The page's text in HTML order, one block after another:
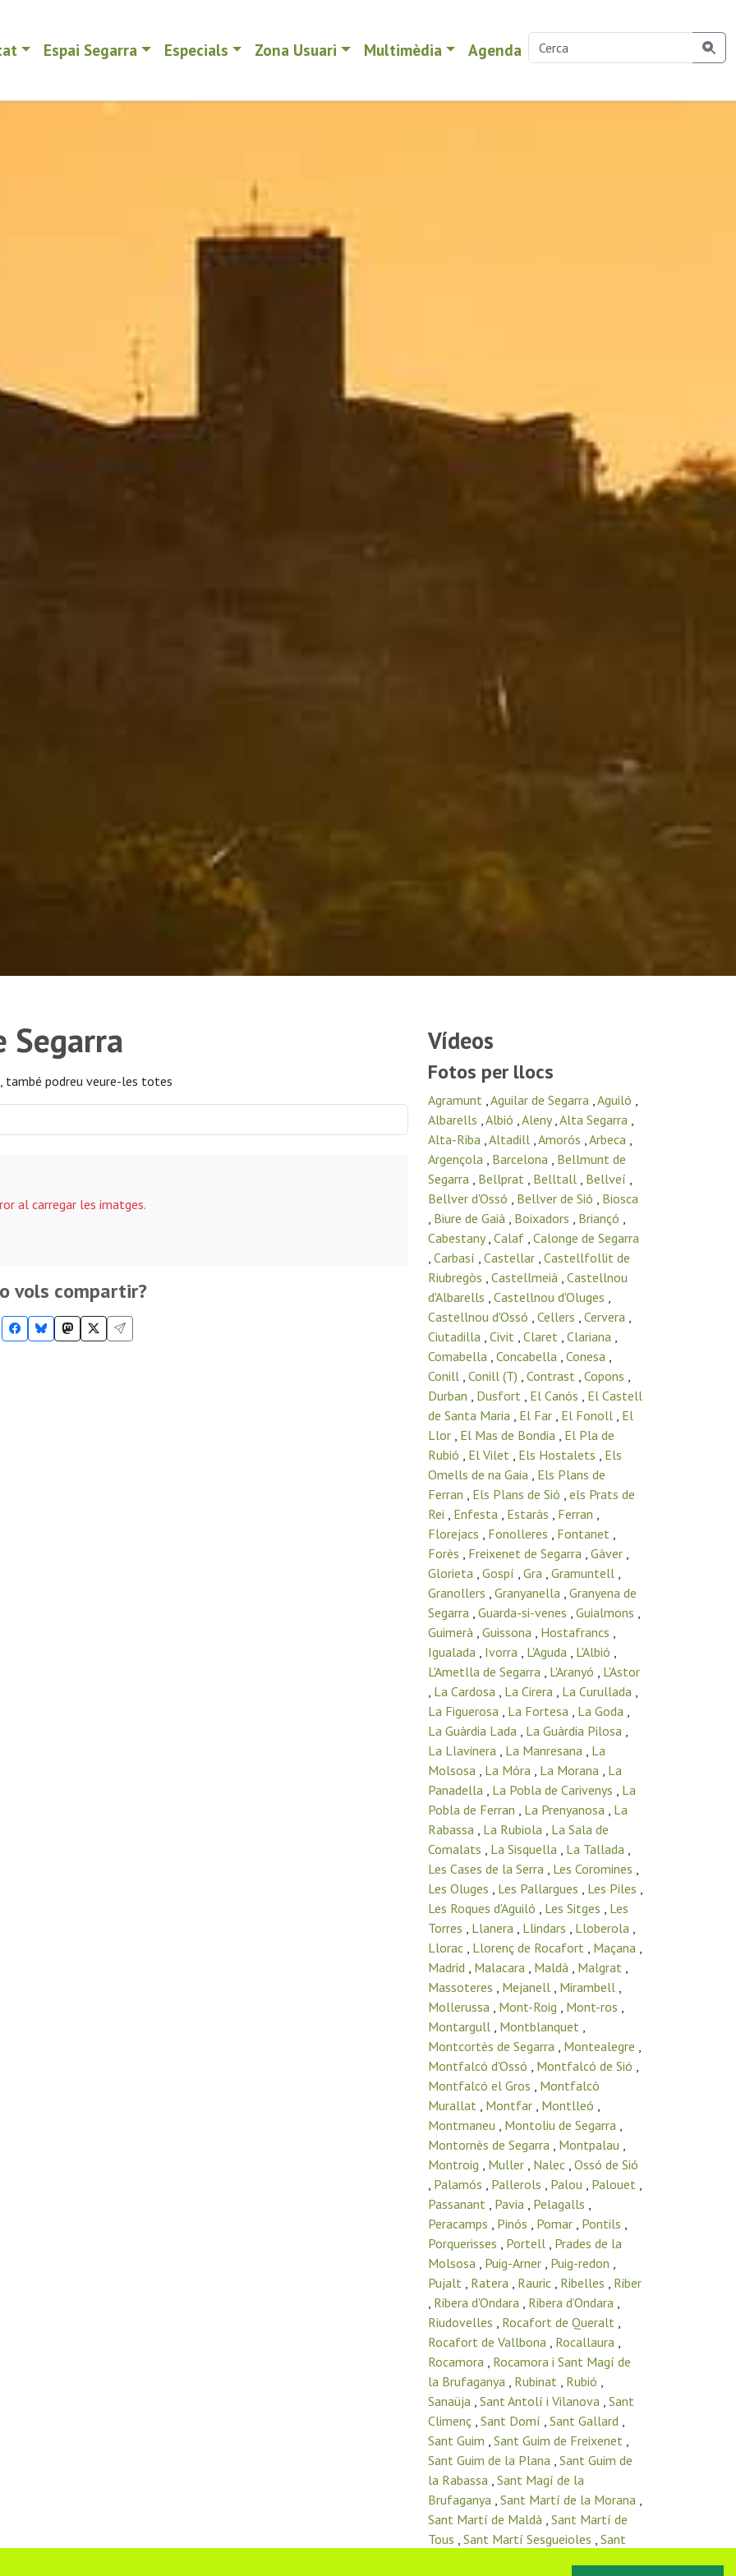
Espai Segarra Especials Zona Usuari Multimèdia Agenda
Segarra
també podreu veure-les totes
al carregar les imatges.
vols compartir?
Vídeos
Fotos per llocs
Agramunt ,Aguilar de Segarra ,Aguiló ,
Albarells ,Albió ,Aleny,Alta Segarra ,
Alta-Riba ,Altadill ,Amorós ,Arbeca ,
Argençola , Barcelona , Bellmunt de
Segarra , Bellprat , Belltall , Bellveí ,
Bellver d'Ossó , Bellver de Sió , Biosca
, Biure de Gaià , Boixadors , Briançó ,
Cabestany, Calaf , Calonge de Segarra
, Carbasí , Castellar , Castellfollit de
Riubregòs , Castellmeià , Castellnou
d'Albarells , Castellnou d'Oluges ,
Castellnou d'Ossó , Cellers , Cervera ,
Ciutadilla , Civit , Claret , Clariana ,
Comabella , Concabella , Conesa ,
Conill , Conill (T) , Contrast , Copons ,
Durban , Dusfort , El Canós , El Castell
de Santa Maria , El Far , El Fonoll , El
Llor , El Mas de Bondia , El Pla de
Rubió , El Vilet , Els Hostalets , Els
Omells de na Gaia , Els Plans de
Ferran , Els Plans de Sió , els Prats de
Rei , Enfesta , Estaràs , Ferran ,
Florejacs , Fonolleres , Fontanet ,
Forès , Freixenet de Segarra , Gàver ,
Glorieta , Gospí , Gra , Gramuntell ,
Granollers , Granyanella , Granyena de
Segarra , Guarda-si-venes , Guialmons ,
Guimerà , Guissona , Hostafrancs ,
Igualada , Ivorra , L'Aguda , L'Albió ,
L'Ametlla de Segarra , L'Aranyó , L'Astor
, La Cardosa , La Cirera , La Curullada ,
La Figuerosa , La Fortesa , La Goda ,
La Guàrdia Lada , La Guàrdia Pilosa ,
La Llavinera , La Manresana , La
Molsosa , La Móra , La Morana , La
Panadella , La Pobla de Carivenys , La
Pobla de Ferran , La Prenyanosa , La
Rabassa , La Rubiola , La Sala de
Comalats , La Sisquella , La Tallada ,
Les Cases de la Serra , Les Coromines ,
Les Oluges , Les Pallargues , Les Piles ,
Les Roques d'Aguiló , Les Sitges , Les
Torres , Llanera , Llindars , Lloberola ,
Llorac , Llorenç de Rocafort , Maçana ,
Madrid , Malacara , Maldà , Malgrat ,
Massoteres , Mejanell , Mirambell ,
Mollerussa , Mont-Roig , Mont-ros ,
Montargull , Montblanquet ,
Montcortès de Segarra , Montealegre ,
Montfalcó d'Ossó , Montfalcó de Sió ,
Montfalcó el Gros , Montfalcò
Murallat , Montfar , Montlleó ,
Montmaneu , Montoliu de Segarra ,
Montornès de Segarra , Montpalau ,
Montroig , Muller , Nalec , Ossó de Sió
, Palamós , Pallerols , Palou , Palouet ,
Passanant , Pavia , Pelagalls ,
Peracamps , Pinós , Pomar , Pontils ,
Porquerisses , Portell , Prades de la
Molsosa , Puig-Arner , Puig-redon ,
Pujalt , Ratera , Rauric , Ribelles , Riber
, Ribera d'Ondara , Ribera d’Ondara ,
Riudovelles , Rocafort de Queralt ,
Rocafort de Vallbona , Rocallaura ,
Rocamora , Rocamora i Sant Magí de
la Brufaganya , Rubinat , Rubió ,
Sanaüja , Sant Antolí i Vilanova , Sant
Climenç , Sant Domí , Sant Gallard ,
Sant Guim , Sant Guim de Freixenet ,
Sant Guim de la Plana , Sant Guim de
la Rabassa , Sant Magí de la
Brufaganya , Sant Martí de la Morana ,
Sant Martí de Maldà , Sant Martí de
Tous , Sant Martí Sesgueioles , Sant